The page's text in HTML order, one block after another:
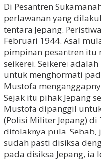
Di Pesantren
perlawanan yang
tentara Jepang.
Februari 1944. Asal
pimpinan pesantren itu
seikerei. Seikerei
untuk menghormati
Mustofa
Sejak itu pihak Jepang
Mustofa dipanggil
(Polisi Militer Jepang)
ditolaknya pula. Sebab,
sudah pasti disiksa
pada disiksa Jepang, ia